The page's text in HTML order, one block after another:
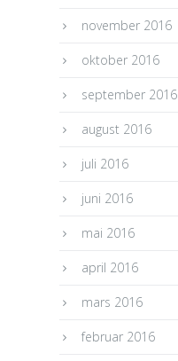
november 2016
oktober 2016
september 2016
august 2016
juli 2016
juni 2016
mai 2016
april 2016
mars 2016
februar 2016